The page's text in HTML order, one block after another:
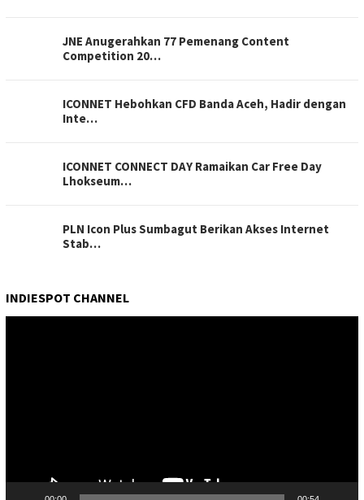
JNE Anugerahkan 77 Pemenang Content
Competition 20…
ICONNET Hebohkan CFD Banda Aceh, Hadir dengan
Inte…
ICONNET CONNECT DAY Ramaikan Car Free Day
Lhokseum…
PLN Icon Plus Sumbagut Berikan Akses Internet
Stab…
INDIESPOT CHANNEL